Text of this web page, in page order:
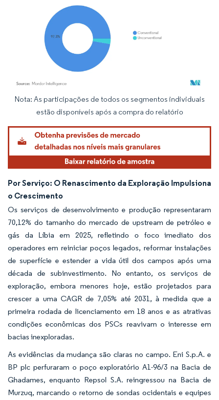
Imagem © Mordor Intelligence. O reuso requer atribuição conforme CC BY 4.0.
Nota: As participações de todos os segmentos individuais
estão disponíveis após a compra do relatório
Por Serviço: O Renascimento da Exploração Impulsiona
o Crescimento
Os serviços de desenvolvimento e produção representaram
70,12% do tamanho do mercado de upstream de petróleo e
gás da Líbia em 2025, refletindo o foco imediato dos
operadores em reiniciar poços legados, reformar instalações
de superfície e estender a vida útil dos campos após uma
década de subinvestimento. No entanto, os serviços de
exploração, embora menores hoje, estão projetados para
crescer a uma CAGR de 7,05% até 2031, à medida que a
primeira rodada de licenciamento em 18 anos e as atrativas
condições econômicas dos PSCs reavivam o interesse em
bacias inexploradas.
As evidências da mudança são claras no campo. Eni S.p.A. e
BP plc perfuraram o poço exploratório A1-96/3 na Bacia de
Ghadames, enquanto Repsol S.A. reingressou na Bacia de
Murzuq, marcando o retorno de sondas ocidentais e equipes